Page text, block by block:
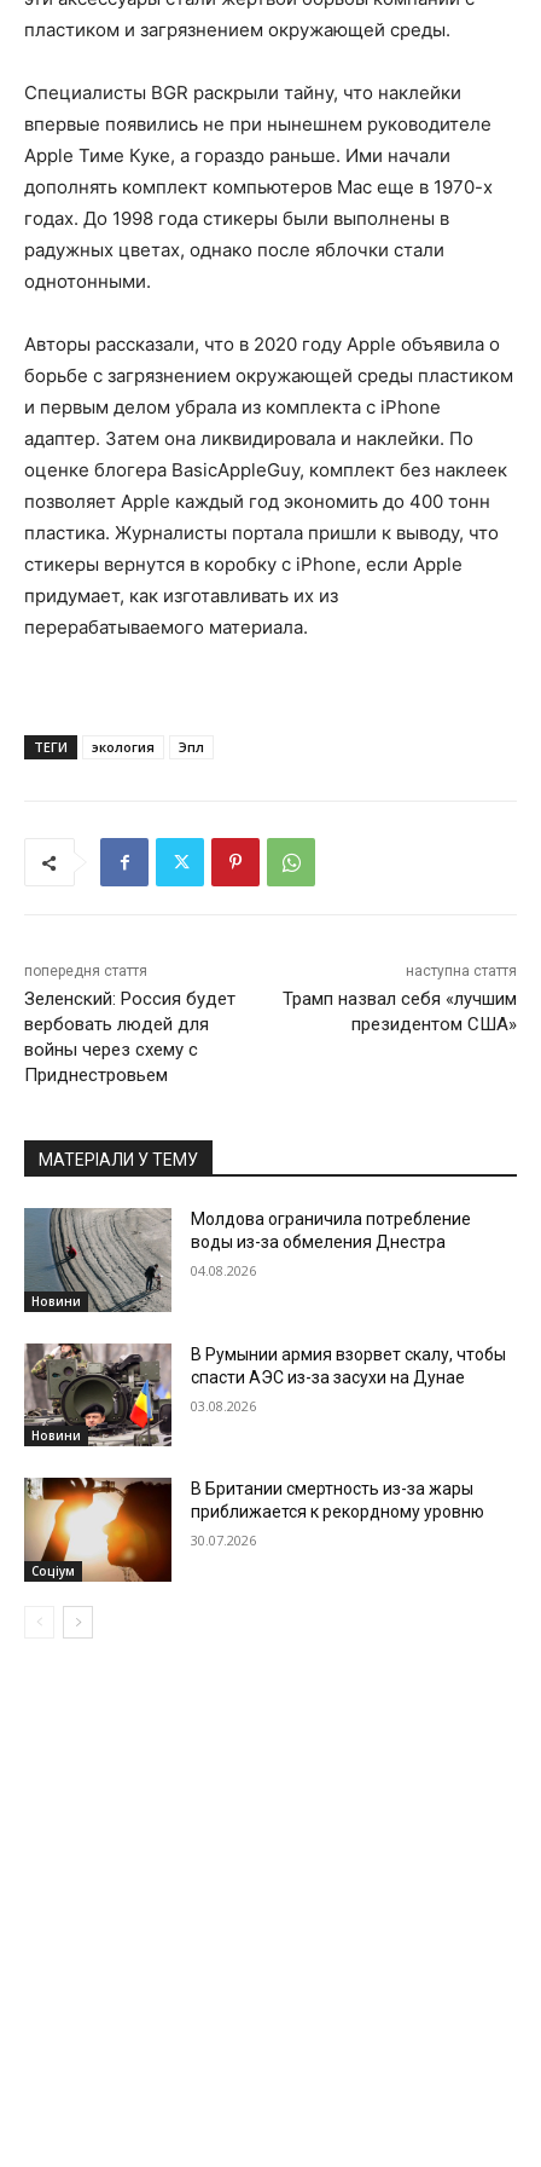
пластиком и загрязнением окружающей среды.
Специалисты BGR раскрыли тайну, что наклейки
впервые появились не при нынешнем руководителе
Apple Тиме Куке, а гораздо раньше. Ими начали
дополнять комплект компьютеров Mac еще в 1970-х
годах. До 1998 года стикеры были выполнены в
радужных цветах, однако после яблочки стали
однотонными.
Авторы рассказали, что в 2020 году Apple объявила о
борьбе с загрязнением окружающей среды пластиком
и первым делом убрала из комплекта с iPhone
адаптер. Затем она ликвидировала и наклейки. По
оценке блогера BasicAppleGuy, комплект без наклеек
позволяет Apple каждый год экономить до 400 тонн
пластика. Журналисты портала пришли к выводу, что
стикеры вернутся в коробку с iPhone, если Apple
придумает, как изготавливать их из
перерабатываемого материала.
ТЕГИ экология Эпл
попередня стаття
Зеленский: Россия будет
вербовать людей для
войны через схему с
Приднестровьем
наступна стаття
Трамп назвал себя «лучшим
президентом США»
МАТЕРІАЛИ У ТЕМУ
Новини
Молдова ограничила потребление
воды из-за обмеления Днестра
04.08.2026
Новини
В Румынии армия взорвет скалу, чтобы
спасти АЭС из-за засухи на Дунае
03.08.2026
Соціум
В Британии смертность из-за жары
приближается к рекордному уровню
30.07.2026